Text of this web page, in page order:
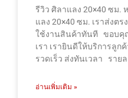
รีวิว ศิลาแลง 20×40 ซม.
แลง 20×40 ซม. เราส่งต
ใช้งานสินค้าทันที ขอบคุ
เรา เรายินดีให้บริการลูก
รวดเร็ว ส่งทันเวลา รายล
อ่านเพิ่มเติม »